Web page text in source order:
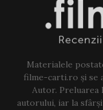
Materialele
filme-carti.ro și se
Autor. Preluarea
autorului, iar la